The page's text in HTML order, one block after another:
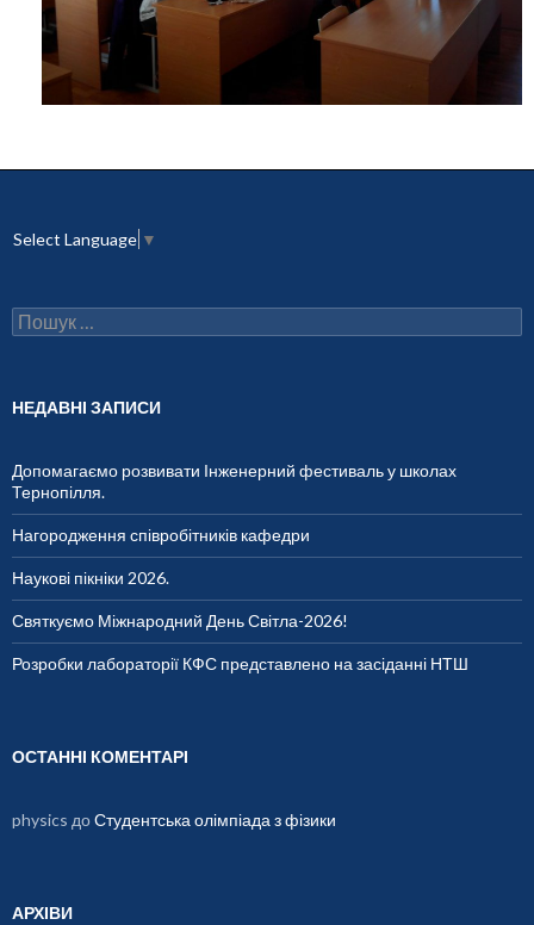
Select Language ▼
П
о
к
НЕДАВНІ ЗАПИСИ
Допомагаємо розвивати Інженерний фестиваль у школах
Тернопілля.
Нагородження співробітників кафедри
Наукові пікніки 2026.
Святкуємо Міжнародний День Світла-2026!
Розробки лабораторії КФС представлено на засіданні НТШ
ОСТАННІ КОМЕНТАРІ
physics доСтудентська олімпіада з фізики
АРХІВИ